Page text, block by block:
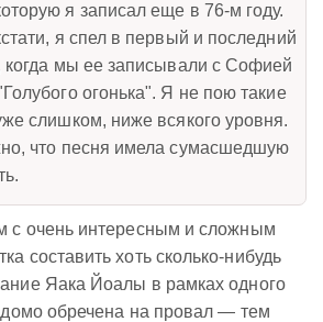
я записал еще в 76-м году.
я спел в первый и последний
когда мы ее записывали с Софией
огонька". Я не пою такие
слишком, ниже всякого уровня.
что песня имела сумасшедшую
с очень интересным и сложным
составить хоть сколько-нибудь
Яака Йоалы в рамках одного
обречена на провал — тем